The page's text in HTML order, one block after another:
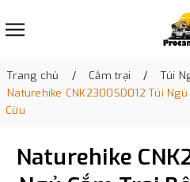
Trang chủ Cắm trại
Túi
Naturehike CNK2300SD012 Túi
Cừu
Naturehike